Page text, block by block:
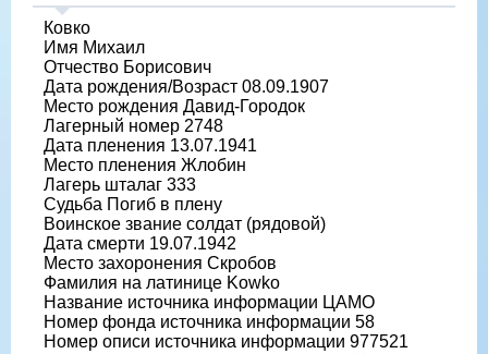
Ковко
Имя Михаил
Отчество Борисович
Дата рождения/Возраст 08.09.1907
Место рождения Давид-Городок
Лагерный номер 2748
Дата пленения 13.07.1941
Место пленения Жлобин
Лагерь шталаг 333
Судьба Погиб в плену
Воинское звание солдат (рядовой)
Дата смерти 19.07.1942
Место захоронения Скробов
Фамилия на латинице Kowko
Название источника информации ЦАМО
Номер фонда источника информации 58
Номер описи источника информации 977521